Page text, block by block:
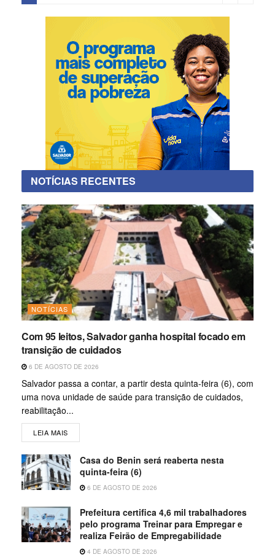
NOTÍCIAS RECENTES
NOTÍCIAS
Com 95 leitos, Salvador ganha hospital focado em
transição de cuidados
6 DE AGOSTO DE 2026
Salvador passa a contar, a partir desta quinta-feira (6), com
uma nova unidade de saúde para transição de cuidados,
reabilitação...
LEIA MAIS
Casa do Benin será reaberta nesta
quinta-feira (6)
6 DE AGOSTO DE 2026
Prefeitura certifica 4,6 mil trabalhadores
pelo programa Treinar para Empregar e
realiza Feirão de Empregabilidade
4 DE AGOSTO DE 2026